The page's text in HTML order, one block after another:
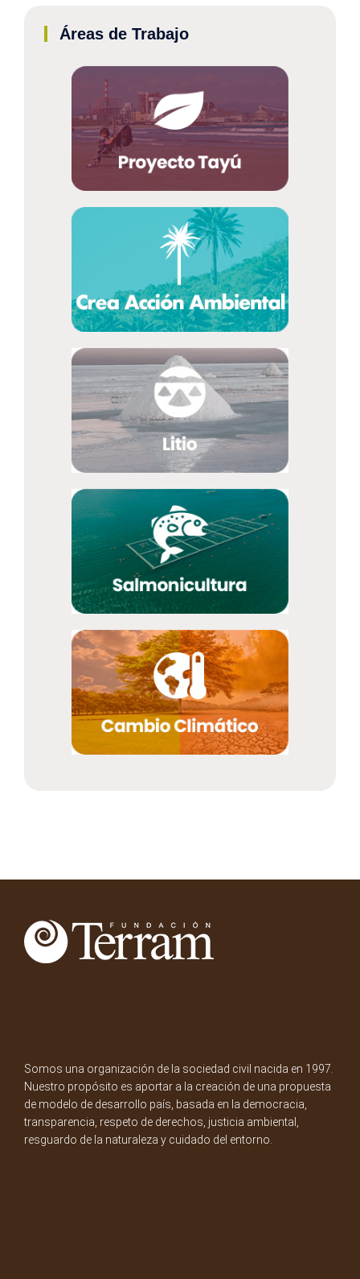
Áreas de Trabajo
Somos una organización de la sociedad civil nacida en 1997.
Nuestro propósito es aportar a la creación de una propuesta
de modelo de desarrollo país, basada en la democracia,
transparencia, respeto de derechos, justicia ambiental,
resguardo de la naturaleza y cuidado del entorno.